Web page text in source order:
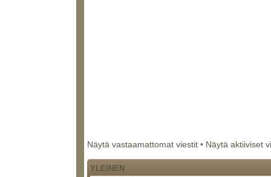
Näytä vastaamattomat viestit • Näytä aktiiviset
YLEINEN